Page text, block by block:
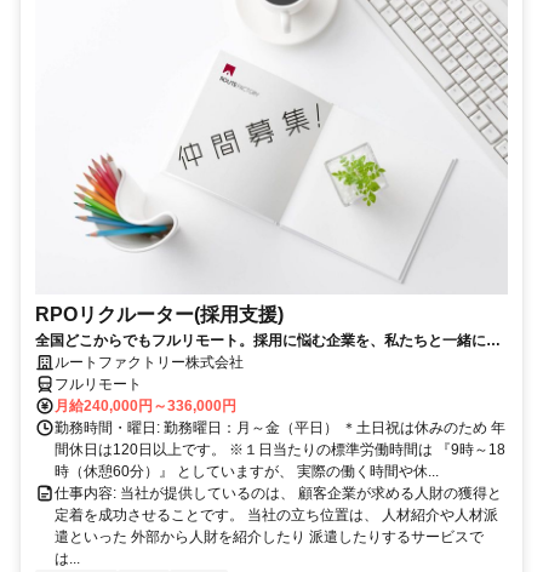
RPOリクルーター(採用支援)
全国どこからでもフルリモート。採用に悩む企業を、私たちと一緒に支
える仕事です。
ルートファクトリー株式会社
フルリモート
月給240,000円～336,000円
勤務時間・曜日: 勤務曜日：月～金（平日） ＊土日祝は休みのため 年
間休日は120日以上です。 ※１日当たりの標準労働時間は 『9時～18
時（休憩60分）』 としていますが、 実際の働く時間や休...
仕事内容: 当社が提供しているのは、 顧客企業が求める人財の獲得と
定着を成功させることです。 当社の立ち位置は、 人材紹介や人材派
遣といった 外部から人財を紹介したり 派遣したりするサービスで
は...